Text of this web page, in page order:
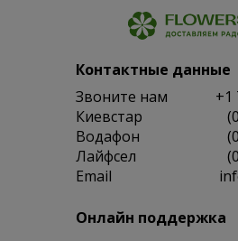
Контактные данные
Звоните нам
+1
Киевстар
Водафон
Лайфсел
Email
Онлайн поддержка